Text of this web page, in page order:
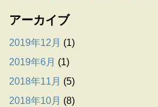
アーカイブ
2019年12月 (1)
2019年6月 (1)
2018年11月 (5)
2018年10月 (8)